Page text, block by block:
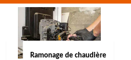
Ramonage de chaudière